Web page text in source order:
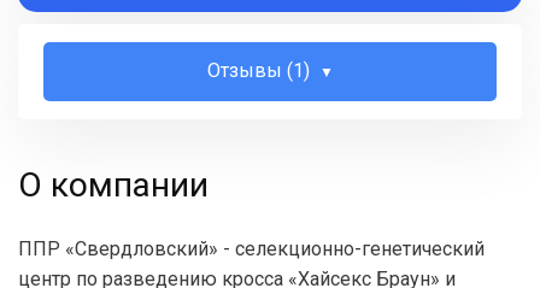
Отзывы (1)
О компании
ППР «Свердловский» - селекционно-генетический
центр по разведению кросса «Хайсекс Браун» и